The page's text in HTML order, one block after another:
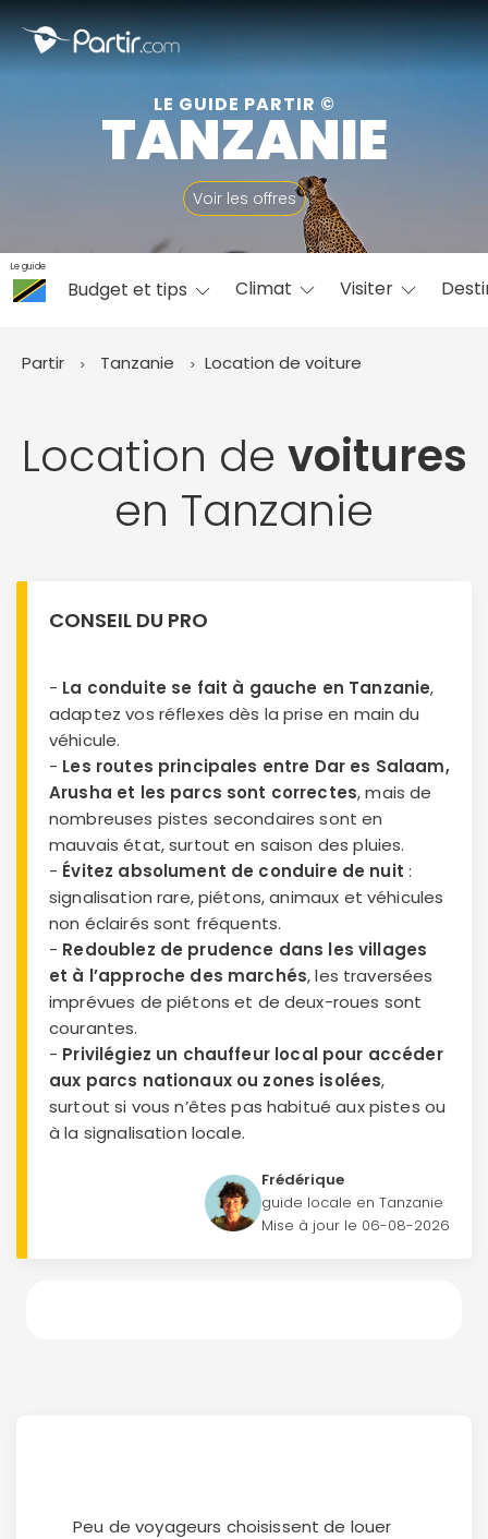
LE GUIDE PARTIR ©
TANZANIE
Voir les offres
Le guide
Budget et tips Climat Visiter
Partir Tanzanie Location de voiture
Location de voitures
en Tanzanie
CONSEIL DU PRO
- La conduite se fait à gauche en Tanzanie,
adaptez vos réflexes dès la prise en main du
véhicule.
- Les routes principales entre Dar es Salaam,
Arusha et les parcs sont correctes, mais de
nombreuses pistes secondaires sont en
mauvais état, surtout en saison des pluies.
- Évitez absolument de conduire de nuit :
signalisation rare, piétons, animaux et véhicules
non éclairés sont fréquents.
- Redoublez de prudence dans les villages
et à l’approche des marchés, les traversées
imprévues de piétons et de deux-roues sont
courantes.
- Privilégiez un chauffeur local pour accéder
aux parcs nationaux ou zones isolées,
surtout si vous n’êtes pas habitué aux pistes ou
à la signalisation locale.
Frédérique
guide locale en Tanzanie
Mise à jour le 06-08-2026
Peu de voyageurs choisissent de louer
Fermer
📍 Destinations populaires
☀️ Où partir par mois
Juillet
Août Septembre
Octobre